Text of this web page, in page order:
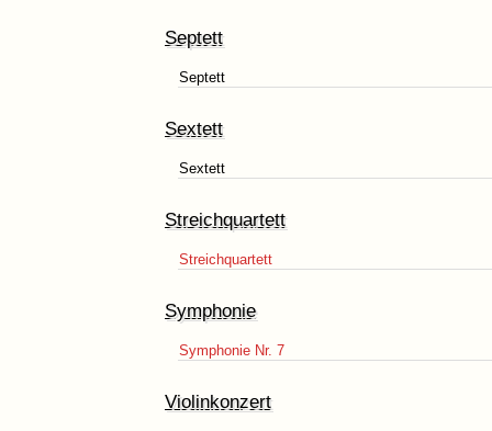
Septett
Septett
Sextett
Sextett
Streichquartett
Streichquartett
Symphonie
Symphonie Nr. 7
Violinkonzert